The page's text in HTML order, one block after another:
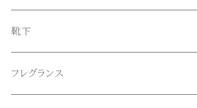
collonil(コロニル)
CountyComm(カウンティーコム)
シューズ
サンダル
ベルト
腕時計
ブレスレット、バングル
ネックレス
靴下
フレグランス